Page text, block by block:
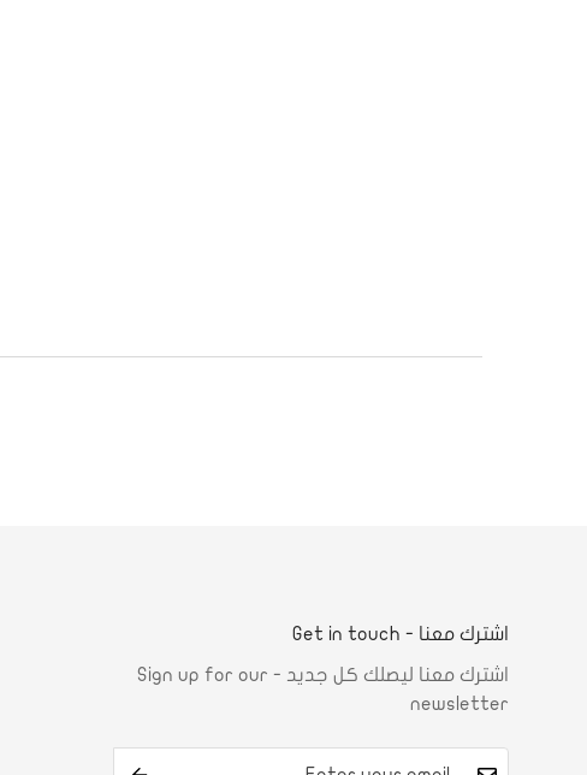
اشترك معنا - Get in touch
اشترك معنا ليصلك كل جديد - Sign up for our
newsletter